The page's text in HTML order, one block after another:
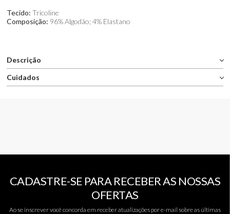
Tecido: Tricoline
Composição: 96% Algodão; 4% Elastano
Descrição
Cuidados
CADASTRE-SE PARA RECEBER AS NOSSAS
OFERTAS
Ao se inscrever você concorda em receber atualizações por e-mail sobre as últimas